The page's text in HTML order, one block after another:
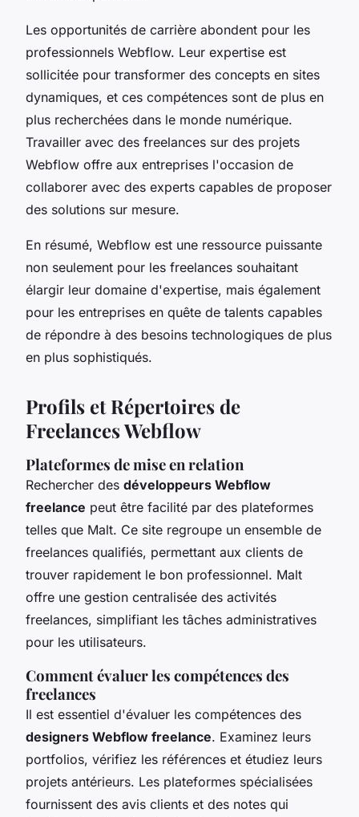
Les opportunités de carrière abondent pour les
professionnels Webflow. Leur expertise est
sollicitée pour transformer des concepts en sites
dynamiques, et ces compétences sont de plus en
plus recherchées dans le monde numérique.
Travailler avec des freelances sur des projets
Webflow offre aux entreprises l'occasion de
collaborer avec des experts capables de proposer
des solutions sur mesure.
En résumé, Webflow est une ressource puissante
non seulement pour les freelances souhaitant
élargir leur domaine d'expertise, mais également
pour les entreprises en quête de talents capables
de répondre à des besoins technologiques de plus
en plus sophistiqués.
Profils et Répertoires de
Freelances Webflow
Plateformes de mise en relation
Rechercher des développeurs Webflow
freelance peut être facilité par des plateformes
telles que Malt. Ce site regroupe un ensemble de
freelances qualifiés, permettant aux clients de
trouver rapidement le bon professionnel. Malt
offre une gestion centralisée des activités
freelances, simplifiant les tâches administratives
pour les utilisateurs.
Comment évaluer les compétences des
freelances
Il est essentiel d'évaluer les compétences des
designers Webflow freelance. Examinez leurs
portfolios, vérifiez les références et étudiez leurs
projets antérieurs. Les plateformes spécialisées
fournissent des avis clients et des notes qui